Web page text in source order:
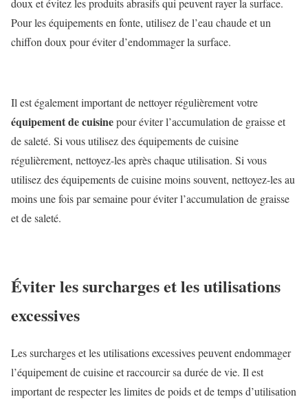
doux et évitez les produits abrasifs qui peuvent rayer la surface.
Pour les équipements en fonte, utilisez de l’eau chaude et un
chiffon doux pour éviter d’endommager la surface.
Il est également important de nettoyer régulièrement votre
équipement de cuisinepour éviter l’accumulation de graisse et
de saleté. Si vous utilisez des équipements de cuisine
régulièrement, nettoyez-les après chaque utilisation. Si vous
utilisez des équipements de cuisine moins souvent, nettoyez-les au
moins une fois par semaine pour éviter l’accumulation de graisse
et de saleté.
Éviter les surcharges et les utilisations
excessives
Les surcharges et les utilisations excessives peuvent endommager
l’équipement de cuisine et raccourcir sa durée de vie. Il est
important de respecter les limites de poids et de temps d’utilisation